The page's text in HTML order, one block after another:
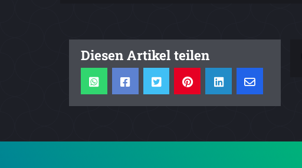
Diesen Artikel teilen